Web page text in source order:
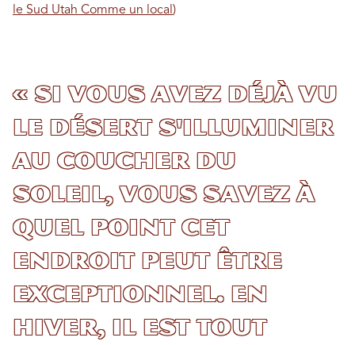
le Sud Utah Comme un local )
« Si vous avez déjà vu
le désert s'illuminer
au coucher du
soleil, vous savez à
quel point cet
endroit peut être
exceptionnel. En
hiver, il est tout